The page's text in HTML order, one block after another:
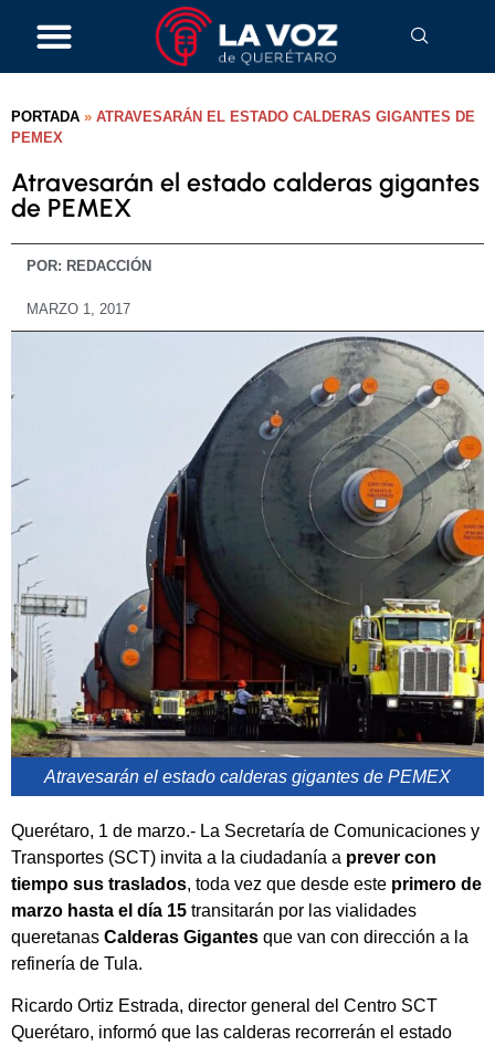
PORTADA » ATRAVESARÁN EL ESTADO CALDERAS GIGANTES DE
PEMEX
Atravesarán el estado calderas gigantes
de PEMEX
POR: REDACCIÓN
MARZO 1, 2017
Atravesarán el estado calderas gigantes de PEMEX
Querétaro, 1 de marzo.- La Secretaría de Comunicaciones y
Transportes (SCT) invita a la ciudadanía a prever con
tiempo sus traslados, toda vez que desde este primero de
marzo hasta el día 15 transitarán por las vialidades
queretanas Calderas Gigantes que van con dirección a la
refinería de Tula.
Ricardo Ortiz Estrada, director general del Centro SCT
Querétaro, informó que las calderas recorrerán el estado